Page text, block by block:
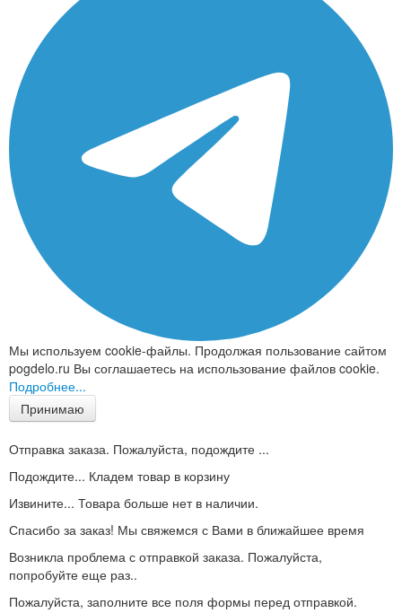
Мы используем cookie-файлы. Продолжая пользование сайтом
pogdelo.ru Вы соглашаетесь на использование файлов cookie.
Подробнее...
Принимаю
Отправка заказа. Пожалуйста, подождите ...
Подождите... Кладем товар в корзину
Извините... Товара больше нет в наличии.
Спасибо за заказ! Мы свяжемся с Вами в ближайшее время
Возникла проблема с отправкой заказа. Пожалуйста,
попробуйте еще раз..
Пожалуйста, заполните все поля формы перед отправкой.